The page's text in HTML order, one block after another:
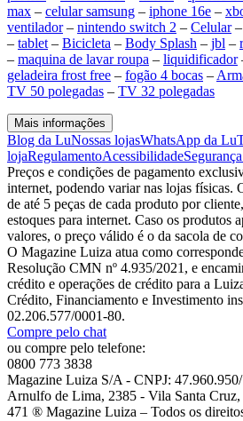
max – celular samsung – iphone 16e –
ventilador– nintendo switch 2 – Celular–
– tablet – Bicicleta – Body Splash – jbl –
– maquina de lavar roupa – liquidificador
geladeira frost free – fogão 4 bocas –
TV 50 polegadas – TV 32 polegadas
Mais informações
Blog da LuNossas lojasWhatsApp da Lu
lojaRegulamentoAcessibilidade
Preços e condições de pagamento
internet, podendo variar nas lojas físicas.
de até 5 peças de cada produto por
estoques para internet. Caso os produtos
valores, o preço válido é o da sacola de
O Magazine Luiza atua como
Resolução CMN nº 4.935/2021, e
crédito e operações de crédito para a
Crédito, Financiamento e Investimento
02.206.577/0001-80.
Compre pelo chat
ou compre pelo telefone:
0800 773 3838
Magazine Luiza S/A - CNPJ:
Arnulfo de Lima, 2385 - Vila Santa Cruz,
471 ® Magazine Luiza – Todos os